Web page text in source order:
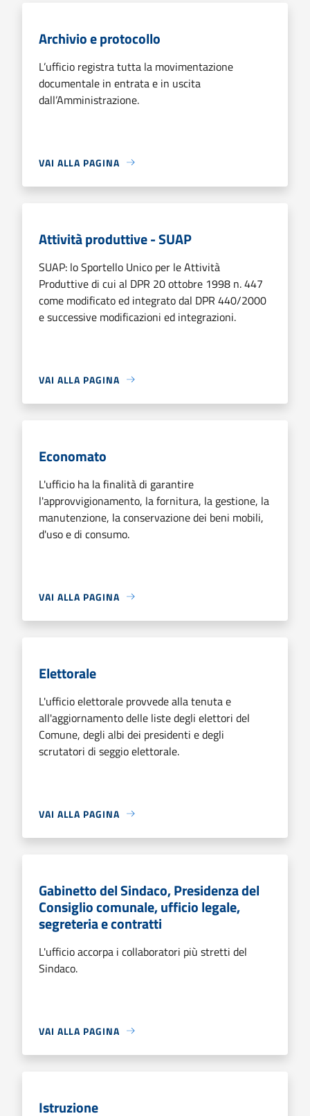
Archivio e protocollo
L’ufficio registra tutta la movimentazione
documentale in entrata e in uscita
dall’Amministrazione.
VAI ALLA PAGINA
Attività produttive - SUAP
SUAP: lo Sportello Unico per le Attività
Produttive di cui al DPR 20 ottobre 1998 n. 447
come modificato ed integrato dal DPR 440/2000
e successive modificazioni ed integrazioni.
VAI ALLA PAGINA
Economato
L'ufficio ha la finalità di garantire
l'approvvigionamento, la fornitura, la gestione, la
manutenzione, la conservazione dei beni mobili,
d'uso e di consumo.
VAI ALLA PAGINA
Elettorale
L'ufficio elettorale provvede alla tenuta e
all'aggiornamento delle liste degli elettori del
Comune, degli albi dei presidenti e degli
scrutatori di seggio elettorale.
VAI ALLA PAGINA
Gabinetto del Sindaco, Presidenza del
Consiglio comunale, ufficio legale,
segreteria e contratti
L'ufficio accorpa i collaboratori più stretti del
Sindaco.
VAI ALLA PAGINA
Istruzione